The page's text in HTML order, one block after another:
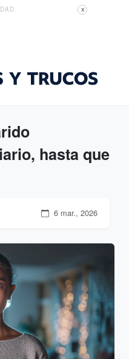
X
hasta que
6 mar., 2026